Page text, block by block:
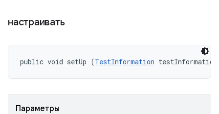
настраивать
public void setUp (TestInformation
Параметры